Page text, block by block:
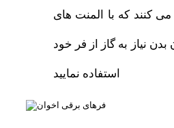
کنند که با المنت های
نیاز به گاز از فر خود
استفاده نمایید